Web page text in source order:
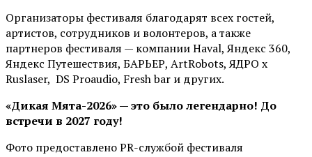
Организаторы фестиваля благодарят всех гостей,
артистов, сотрудников и волонтеров, а также
партнеров фестиваля — компании Haval, Яндекс 360,
Яндекс Путешествия, БАРЬЕР, ArtRobots, ЯДРО х
Ruslaser, DS Proaudio, Fresh bar и других.
«Дикая Мята-2026» — это было легендарно! До
встречи в 2027 году!
Фото предоставлено PR-службой фестиваля